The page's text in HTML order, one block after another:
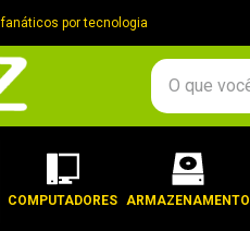
fanáticos por tecnologia
O que você procura?
COMPUTADORES ARMAZENAMENTO
gabinete
2º
keychron